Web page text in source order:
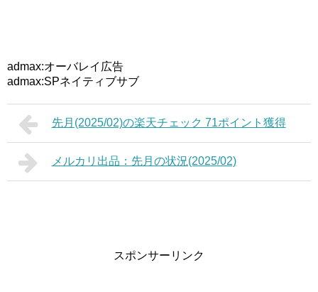
admax:オーバレイ広告
admax:SPネイティブサブ
先月(2025/02)の楽天チェック 71ポイント獲得
メルカリ出品：先月の状況(2025/02)
スポンサーリンク